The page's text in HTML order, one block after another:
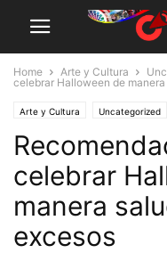
Home Arte y Cultura
celebrar Halloween de
Arte y Cultura Uncategorized
celebrar
manera
excesos